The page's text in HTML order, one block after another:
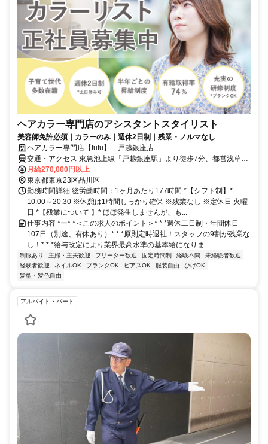
ヘアカラー専門店のアシスタントスタイリスト
美容師免許必須｜カラーのみ｜週休2日制｜残業・ノルマなし
ヘアカラー専門店【fufu】 戸越銀座店
交通・アクセス 東急池上線「戸越銀座駅」より徒歩7分、都営浅草線
「戸越駅」より徒歩5分
月給270,000円以上
東京都東京23区品川区
勤務時間詳細 総労働時間：1ヶ月あたり177時間 *【シフト制】*
10:00～20:30 ※休憩は1時間しっかり確保 ※残業なし ※定休日 火曜
日 *【残業について 】* ほぼ発生しませんが、も...
仕事内容 *ー* *＜この求人のポイント＞* * *週休二日制・年間休日
107日（別途、有休あり）* * *原則定時退社！スタッフの9割が残業な
し！* * *給与改定により業界最高水準の基本給になりま...
制服あり 主婦・主夫歓迎 フリーター歓迎 固定時間制 経験不問
未経験者歓迎
経験者歓迎
ネイルOK ブランクOK ピアスOK 服装自由
ひげOK
髪型・髪色自由
アルバイト・パート